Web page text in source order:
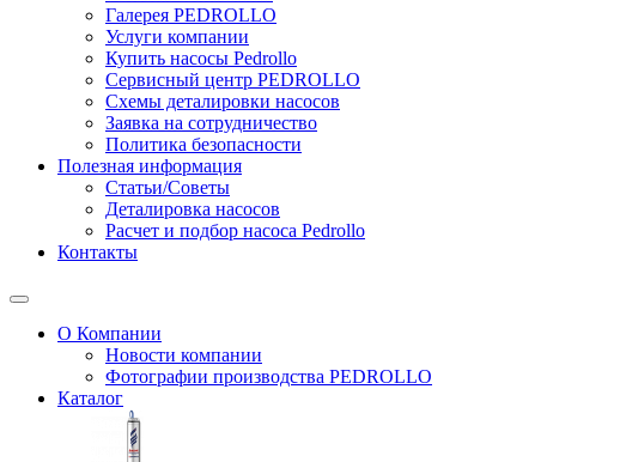
Галерея PEDROLLO
Услуги компании
Купить насосы Pedrollo
Сервисный центр PEDROLLO
Схемы деталировки насосов
Заявка на сотрудничество
Политика безопасности
Полезная информация
Статьи/Советы
Деталировка насосов
Расчет и подбор насоса Pedrollo
Контакты
О Компании
Новости компании
Фотографии производства PEDROLLO
Каталог